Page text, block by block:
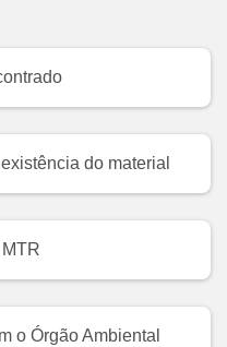
do material
o Órgão Ambiental